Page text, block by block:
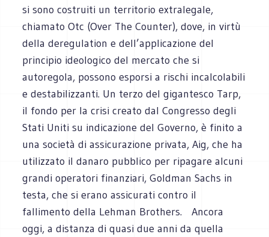
si sono costruiti un territorio extralegale,
chiamato Otc (Over The Counter), dove, in virtù
della deregulation e dell’applicazione del
principio ideologico del mercato che si
autoregola, possono esporsi a rischi incalcolabili
e destabilizzanti. Un terzo del gigantesco Tarp,
il fondo per la crisi creato dal Congresso degli
Stati Uniti su indicazione del Governo, è finito a
una società di assicurazione privata, Aig, che ha
utilizzato il danaro pubblico per ripagare alcuni
grandi operatori finanziari, Goldman Sachs in
testa, che si erano assicurati contro il
fallimento della Lehman Brothers. Ancora
oggi, a distanza di quasi due anni da quella